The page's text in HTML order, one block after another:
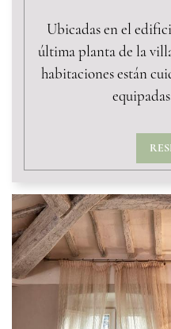
Ubicadas en el
última planta de la
habitaciones están